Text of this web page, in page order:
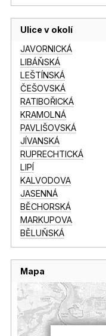
Ulice v okolí
JAVORNICKÁ
LIBÁŇSKÁ
LEŠTÍNSKÁ
ČEŠOVSKÁ
RATIBOŘICKÁ
KRAMOLNÁ
PAVLIŠOVSKÁ
JÍVANSKÁ
RUPRECHTICKÁ
LIPÍ
KALVODOVA
JASENNÁ
BĚCHORSKÁ
MARKUPOVA
BĚLUŇSKÁ
Mapa